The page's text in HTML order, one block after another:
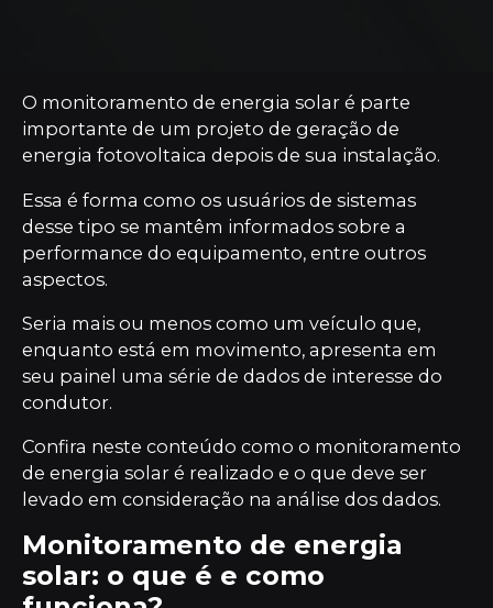
O monitoramento de energia solar é parte
importante de um projeto de geração de
energia fotovoltaica depois de sua instalação.
Essa é forma como os usuários de sistemas
desse tipo se mantêm informados sobre a
performance do equipamento, entre outros
aspectos.
Seria mais ou menos como um veículo que,
enquanto está em movimento, apresenta em
seu painel uma série de dados de interesse do
condutor.
Confira neste conteúdo como o monitoramento
de energia solar é realizado e o que deve ser
levado em consideração na análise dos dados.
Monitoramento de energia
solar: o que é e como